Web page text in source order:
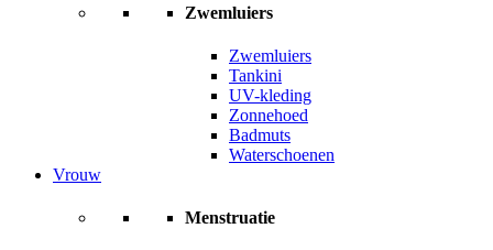
Zwemluiers
Zwemluiers
Tankini
UV-kleding
Zonnehoed
Badmuts
Waterschoenen
Vrouw
Menstruatie